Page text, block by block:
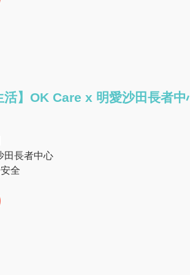
活】OK Care x 明愛沙田長者中
田長者中心
全